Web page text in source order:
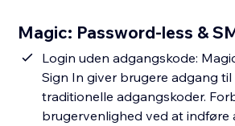
Magic: Password-less &
Login uden adgangskode:
Sign In giver brugere adgang
traditionelle adgangskoder.
brugervenlighed ved at indføre